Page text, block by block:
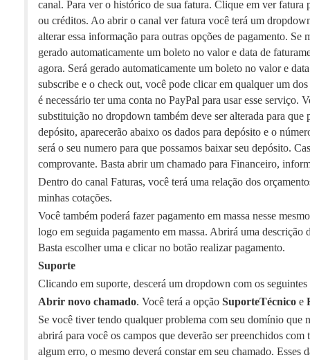
canal. Para ver o histórico de sua fatura. Clique em ver
ou créditos. Ao abrir o canal ver fatura você terá um
alterar essa informação para outras opções de pagamento.
gerado automaticamente um boleto no valor e data de
agora. Será gerado automaticamente um boleto no valor e
subscribe e o check out, você pode clicar em qualquer um
é necessário ter uma conta no PayPal para usar esse
substituição no dropdown também deve ser alterada para
depósito, aparecerão abaixo os dados para depósito e o
será o seu numero para que possamos baixar seu depósito.
comprovante. Basta abrir um chamado para Financeiro,
Dentro do canal Faturas, você terá uma relação dos
minhas cotações.
Você também poderá fazer pagamento em massa nesse
logo em seguida pagamento em massa. Abrirá uma descrição
Basta escolher uma e clicar no botão realizar pagamento.
Suporte
Clicando em suporte, descerá um dropdown com os seguintes
Abrir novo chamado. Você terá a opção SuporteTécnico e
Se você tiver tendo qualquer problema com seu domínio que
abrirá para você os campos que deverão ser preenchidos
algum erro, o mesmo deverá constar em seu chamado.